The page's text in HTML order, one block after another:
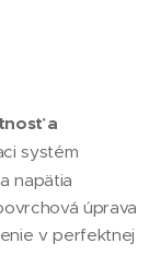
a
systém
napätia
úprava
v perfektnej